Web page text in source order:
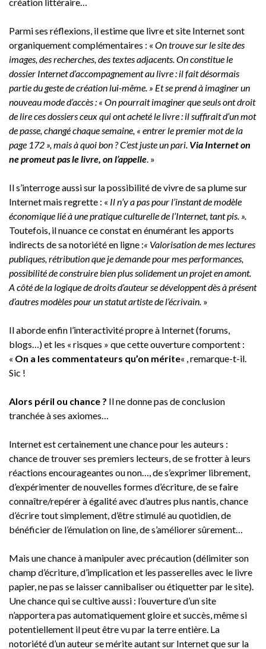
Parmi ses réflexions, il estime que livre et site Internet sont
organiquement complémentaires : « On trouve sur le site des
images, des recherches, des textes adjacents. On constitue le
dossier Internet d’accompagnement au livre : il fait désormais
partie du geste de création lui-même. » Et se prend à imaginer un
nouveau mode d’accès : « On pourrait imaginer que seuls ont droit
de lire ces dossiers ceux qui ont acheté le livre : il suffirait d’un mot
de passe, changé chaque semaine, « entrer le premier mot de la
page 172 », mais à quoi bon ? C’est juste un pari. Via Internet on
ne promeut pas le livre, on l’appelle . »
Il s’interroge aussi sur la possibilité de vivre de sa plume sur
Internet mais regrette : « Il n’y a pas pour l’instant de modèle
économique lié à une pratique culturelle de l’Internet, tant pis. ».
Toutefois, il nuance ce constat en énumérant les apports
indirects de sa notoriété en ligne :« Valorisation de mes lectures
publiques, rétribution que je demande pour mes performances,
possibilité de construire bien plus solidement un projet en amont.
A côté de la logique de droits d’auteur se développent dès à présent
d’autres modèles pour un statut artiste de l’écrivain. »
Il aborde enfin l’interactivité propre à Internet (forums,
blogs…) et les « risques » que cette ouverture comportent :
« On a les commentateurs qu’on mérite« , remarque-t-il.
Sic !
Alors péril ou chance ? Il ne donne pas de conclusion
tranchée à ses axiomes…
Internet est certainement une chance pour les auteurs :
chance de trouver ses premiers lecteurs, de se frotter à leurs
réactions encourageantes ou non…, de s’exprimer librement,
d’expérimenter de nouvelles formes d’écriture, de se faire
connaître/repérer à égalité avec d’autres plus nantis, chance
d’écrire tout simplement, d’être stimulé au quotidien, de
bénéficier de l’émulation on line, de s’améliorer sûrement…
Mais une chance à manipuler avec précaution (délimiter son
champ d’écriture, d’implication et les passerelles avec le livre
papier, ne pas se laisser cannibaliser ou étiquetter par le site).
Une chance qui se cultive aussi : l’ouverture d’un site
n’apportera pas automatiquement gloire et succès, même si
potentiellement il peut être vu par la terre entière. La
notoriété d’un auteur se mérite autant sur Internet que sur la